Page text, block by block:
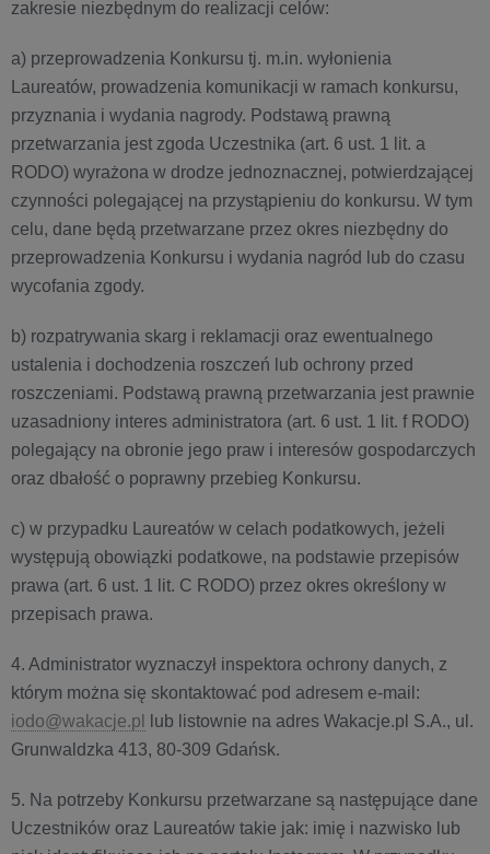
zakresie niezbędnym do realizacji celów:
a) przeprowadzenia Konkursu tj. m.in. wyłonienia
Laureatów, prowadzenia komunikacji w ramach konkursu,
przyznania i wydania nagrody. Podstawą prawną
przetwarzania jest zgoda Uczestnika (art. 6 ust. 1 lit. a
RODO) wyrażona w drodze jednoznacznej, potwierdzającej
czynności polegającej na przystąpieniu do konkursu. W tym
celu, dane będą przetwarzane przez okres niezbędny do
przeprowadzenia Konkursu i wydania nagród lub do czasu
wycofania zgody.
b) rozpatrywania skarg i reklamacji oraz ewentualnego
ustalenia i dochodzenia roszczeń lub ochrony przed
roszczeniami. Podstawą prawną przetwarzania jest prawnie
uzasadniony interes administratora (art. 6 ust. 1 lit. f RODO)
polegający na obronie jego praw i interesów gospodarczych
oraz dbałość o poprawny przebieg Konkursu.
c) w przypadku Laureatów w celach podatkowych, jeżeli
występują obowiązki podatkowe, na podstawie przepisów
prawa (art. 6 ust. 1 lit. C RODO) przez okres określony w
przepisach prawa.
4. Administrator wyznaczył inspektora ochrony danych, z
którym można się skontaktować pod adresem e-mail:
iodo@wakacje.pl
lub listownie na adres Wakacje.pl S.A., ul.
Grunwaldzka 413, 80-309 Gdańsk.
5. Na potrzeby Konkursu przetwarzane są następujące dane
Uczestników oraz Laureatów takie jak: imię i nazwisko lub